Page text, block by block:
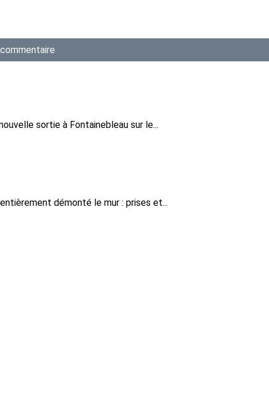
sortie à Fontainebleau sur le...
démonté le mur : prises et...